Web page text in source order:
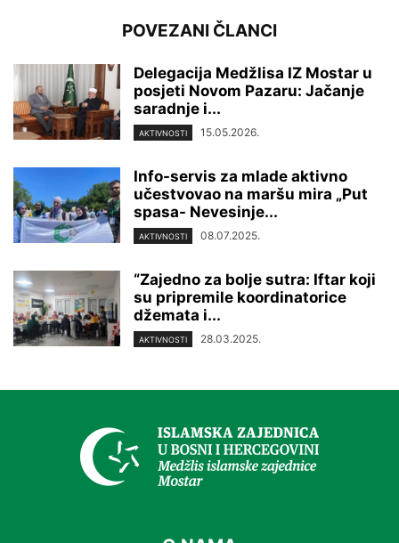
POVEZANI ČLANCI
Delegacija Medžlisa IZ Mostar u
posjeti Novom Pazaru: Jačanje
saradnje i...
AKTIVNOSTI 15.05.2026.
Info-servis za mlade aktivno
učestvovao na maršu mira „Put
spasa- Nevesinje...
AKTIVNOSTI 08.07.2025.
“Zajedno za bolje sutra: Iftar koji
su pripremile koordinatorice
džemata i...
AKTIVNOSTI 28.03.2025.